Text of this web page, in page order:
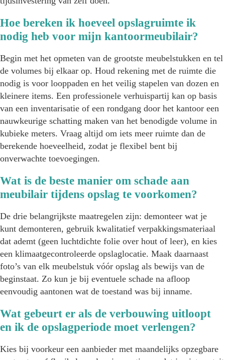
Hoe bereken ik hoeveel opslagruimte ik
nodig heb voor mijn kantoormeubilair?
Begin met het opmeten van de grootste meubelstukken en tel
de volumes bij elkaar op. Houd rekening met de ruimte die
nodig is voor looppaden en het veilig stapelen van dozen en
kleinere items. Een professionele verhuispartij kan op basis
van een inventarisatie of een rondgang door het kantoor een
nauwkeurige schatting maken van het benodigde volume in
kubieke meters. Vraag altijd om iets meer ruimte dan de
berekende hoeveelheid, zodat je flexibel bent bij
onverwachte toevoegingen.
Wat is de beste manier om schade aan
meubilair tijdens opslag te voorkomen?
De drie belangrijkste maatregelen zijn: demonteer wat je
kunt demonteren, gebruik kwalitatief verpakkingsmateriaal
dat ademt (geen luchtdichte folie over hout of leer), en kies
een klimaatgecontroleerde opslaglocatie. Maak daarnaast
foto’s van elk meubelstuk vóór opslag als bewijs van de
beginstaat. Zo kun je bij eventuele schade na afloop
eenvoudig aantonen wat de toestand was bij inname.
Wat gebeurt er als de verbouwing uitloopt
en ik de opslagperiode moet verlengen?
Kies bij voorkeur een aanbieder met maandelijks opzegbare